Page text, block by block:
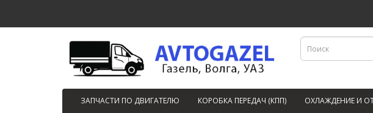
ЗАПЧАСТИ ПО ДВИГАТЕЛЮ КОРОБКА ПЕРЕДАЧ (КПП) ОХЛАЖДЕНИЕ И